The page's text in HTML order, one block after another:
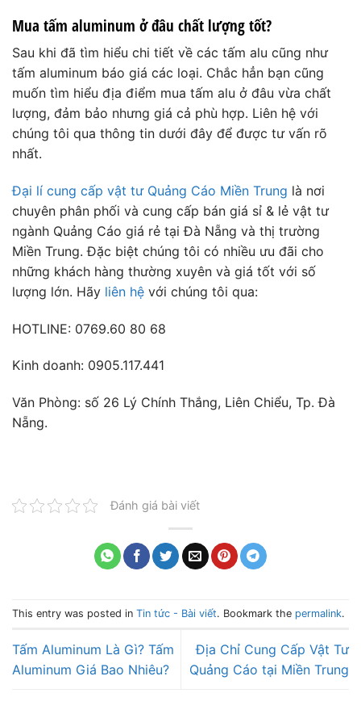
Mua tấm aluminum ở đâu chất lượng tốt?
Sau khi đã tìm hiểu chi tiết về các tấm alu cũng như
tấm aluminum báo giá các loại. Chắc hẳn bạn cũng
muốn tìm hiểu địa điểm mua tấm alu ở đâu vừa chất
lượng, đảm bảo nhưng giá cả phù hợp. Liên hệ với
chúng tôi qua thông tin dưới đây để được tư vấn rõ
nhất.
Đại lí cung cấp vật tư Quảng Cáo Miền Trung là nơi
chuyên phân phối và cung cấp bán giá sỉ & lẻ vật tư
ngành Quảng Cáo giá rẻ tại Đà Nẵng và thị trường
Miền Trung. Đặc biệt chúng tôi có nhiều ưu đãi cho
những khách hàng thường xuyên và giá tốt với số
lượng lớn. Hãy liên hệ với chúng tôi qua:
HOTLINE: 0769.60 80 68
Kinh doanh: 0905.117.441
Văn Phòng: số 26 Lý Chính Thắng, Liên Chiểu, Tp. Đà
Nẵng.
Đánh giá bài viết
This entry was posted in Tin tức - Bài viết. Bookmark the permalink.
Tấm Aluminum Là Gì? Tấm
Aluminum Giá Bao Nhiêu?
Địa Chỉ Cung Cấp Vật Tư
Quảng Cáo tại Miền Trung